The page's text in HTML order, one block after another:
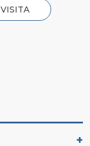
VISITA